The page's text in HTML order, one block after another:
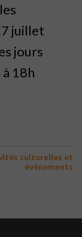
juillet
jours
18h
culturelles et
événements